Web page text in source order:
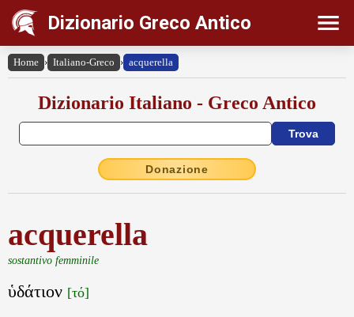
Dizionario Greco Antico
Home › Italiano-Greco › acquerella
Dizionario Italiano - Greco Antico
Donazione
acquerella
sostantivo femminile
ὑδάτιον [τό]